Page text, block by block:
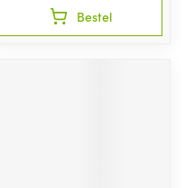
Bestel